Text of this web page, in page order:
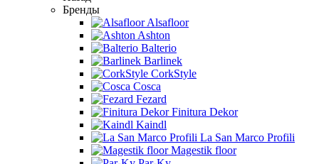
Бренды
Alsafloor
Ashton
Balterio
Barlinek
CorkStyle
Cosca
Fezard
Finitura Dekor
Kaindl
La San Marco Profili
Magestik floor